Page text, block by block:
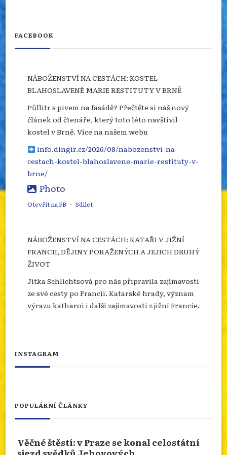
FACEBOOK
NÁBOŽENSTVÍ NA CESTÁCH: KOSTEL
BLAHOSLAVENÉ MARIE RESTITUTY V BRNĚ
Půllitr s pivem na fasádě? Přečtěte si náš nový
článek od čtenáře, který toto léto navštívil
kostel v Brně. Více na našem webu
info.dingir.cz/2026/08/nabozenstvi-na-
cestach-kostel-blahoslavene-marie-restituty-v-
brne/
Photo
Otevřít na FB · Sdílet
NÁBOŽENSTVÍ NA CESTÁCH: KATAŘI V JIŽNÍ
FRANCII, DĚJINY PORAŽENÝCH A JEJICH DRUHÝ
ŽIVOT
Jitka Schlichtsová pro nás připravila zajímavosti
ze své cesty po Francii. Katarské hrady, význam
výrazu katharoi i další zajímavosti z jižní Francie.
Více se dozvíte na našem webu.
porazenych-a-jejich-d...
Od 10.ledna 2026 do 10.ledna 2027 je rok svatého
INSTAGRAM
POPULÁRNÍ ČLÁNKY
Věčné štěstí: v Praze se konal celostátní